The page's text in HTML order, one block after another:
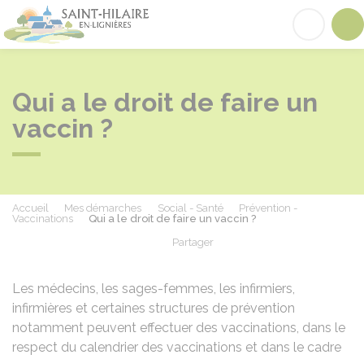
Saint-Hilaire-en-Lignières
Qui a le droit de faire un
vaccin ?
Accueil Mes démarches Social - Santé
Prévention -
Vaccinations
Qui a le droit de faire un vaccin ?
Partager
Les médecins, les sages-femmes, les infirmiers,
infirmières et certaines structures de prévention
notamment peuvent effectuer des vaccinations, dans le
respect du calendrier des vaccinations et dans le cadre